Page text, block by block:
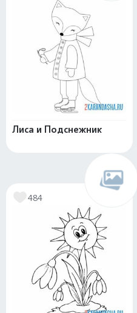
Лиса и Подснежник
484